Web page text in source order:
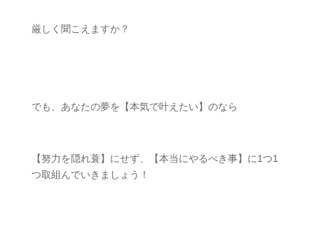
厳しく聞こえますか？
でも、あなたの夢を【本気で叶えたい】のなら
【努力を隠れ蓑】にせず、【本当にやるべき事】に1つ1
つ取組んでいきましょう！